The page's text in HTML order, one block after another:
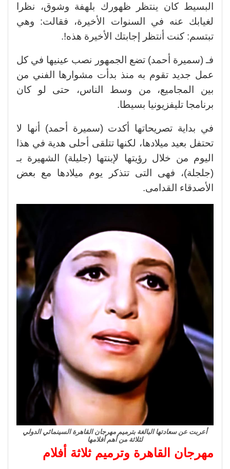
البسيط كان ينتظر ظهورك بلهفة وشوق، نظرا
لغيابك عنه في السنوات الأخيرة، فقالت: وهي
تبتسم: كنت أنتظر إجابتك الأخيرة هذه!.
فـ (سميرة أحمد) تضع الجمهور نصب عينيها في كل
عمل جديد تقوم به منذ بدأت مشوارها الفني من
بين المجاميع، من وسط الناس، حتى لو كان
برنامجا تليفزيونيا بسيطا.
في بداية تصريحاتها أكدت (سميرة أحمد) أنها لا
تحتفل بعيد ميلادها، لكنها تتلقى أحلى هدية في هذا
اليوم من خلال رؤيتها لإبنتها (جليلة) الشهيرة بـ
(جلجلة)، فهى التى تتذكر يوم ميلادها مع بعض
الأصدقاء القدامى.
أعربت عن سعادتها البالغة بترميم مهرجان القاهرة السينمائي الدولي
لثلاثة من أهم أفلامها
مهرجان القاهرة وترميم ثلاثة أفلام